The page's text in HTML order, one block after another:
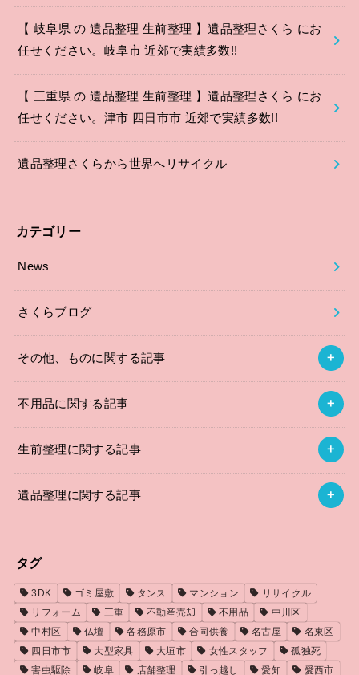
【 岐阜県 の 遺品整理 生前整理 】遺品整理さくら にお
任せください。岐阜市 近郊で実績多数!!
【 三重県 の 遺品整理 生前整理 】遺品整理さくら にお
任せください。津市 四日市市 近郊で実績多数!!
遺品整理さくらから世界へリサイクル
カテゴリー
News
さくらブログ
その他、ものに関する記事
不用品に関する記事
生前整理に関する記事
遺品整理に関する記事
タグ
3DK ゴミ屋敷 タンス マンション
リサイクル
リフォーム
三重 不動産売却 不用品
中川区
中村区
仏壇 各務原市 合同供養 名古屋
名東区
四日市市
大型家具 大垣市 女性スタッフ
孤独死
害虫駆除
岐阜 店舗整理 引っ越し 愛知 愛西市